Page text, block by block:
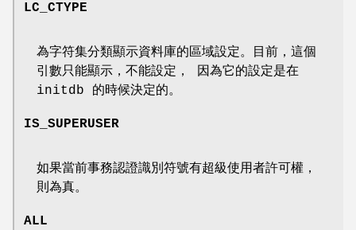
LC_CTYPE
為字符集分類顯示資料庫的區域設定。目前，這個
引數只能顯示，不能設定， 因為它的設定是在
initdb 的時候決定的。
IS_SUPERUSER
如果當前事務認證識別符號有超級使用者許可權，
則為真。
ALL